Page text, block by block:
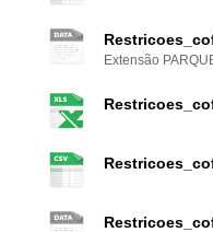
Extensão